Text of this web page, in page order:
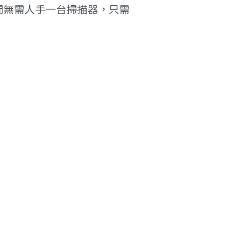
需人手一台掃描器，只需